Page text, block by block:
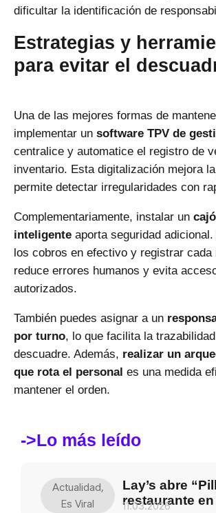
dificultar la identificación de
Estrategias y
para evitar el
Una de las mejores formas de
implementar un software TPV de
centralice y automatice el registro de
inventario. Esta digitalización mejora
permite detectar irregularidades con
Complementariamente, instalar un
inteligente aporta seguridad
los cobros en efectivo y registrar cada
reduce errores humanos y evita
autorizados.
También puedes asignar a un
por turno, lo que facilita la
descuadre. Además, realizar un
que rota el personal es una medida
mantener el orden.
->Lo más leído
Lay’s abre
restaurante
11.03.2026
Actualidad,
Es Viral